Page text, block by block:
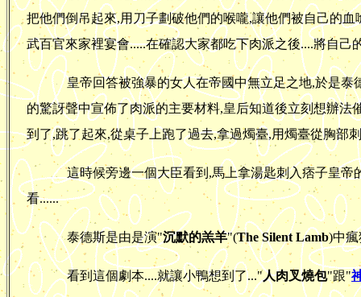
把他們倒吊起來,用刀子劃破他們的喉嚨,讓他們被自己的
武百官來家裡宴會.....在確認大家都吃下肉派之後....將自己
皇帝回答被強暴的女人在帝國中無立足之地,於是
的驚訝聲中宣佈了肉派的主要材料,皇后知道後立刻想辦
到了,跳了起來,從桌子上跑了過去,拿過燭臺,用燭臺從胸部
這時候旁邊一個大臣看到,馬上拿湯匙刺入痞子皇
看......
泰德斯是由是演"沉默的羔羊"(The Silent Lamb)中
看到這個劇本....就讓小鴨想到了..."人肉叉燒包"跟"